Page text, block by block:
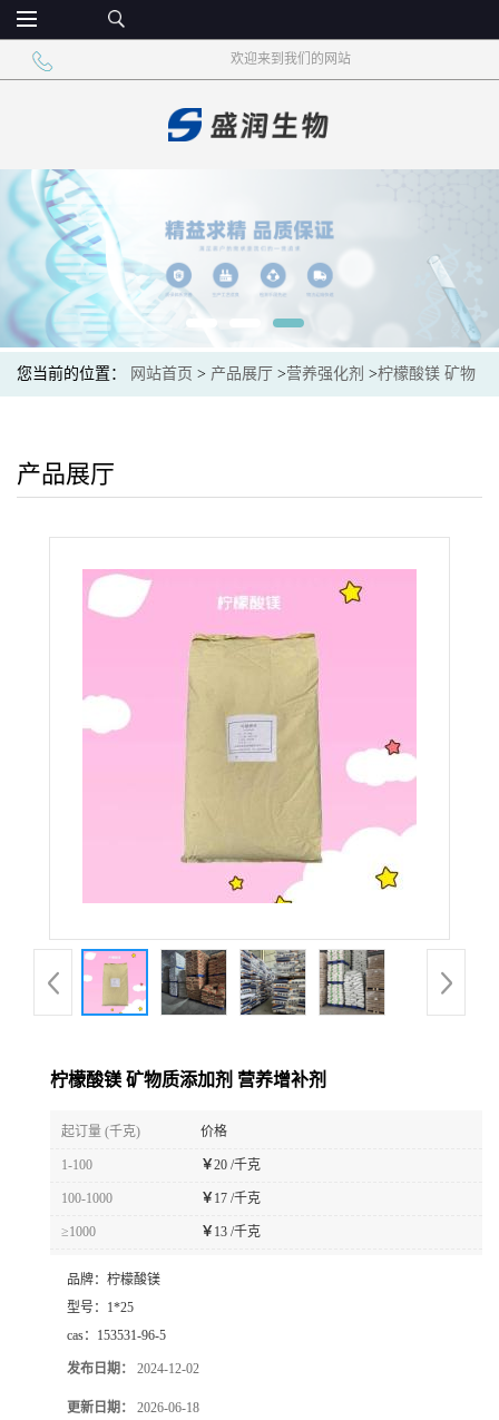
欢迎来到我们的网站
您当前的位置： 网站首页 > 产品展厅 >营养强化剂 >柠檬酸镁 矿物
产品展厅
柠檬酸镁 矿物质添加剂 营养增补剂
起订量 (千克) 价格
1-100 ￥20 /千克
100-1000 ￥ 17 /千克
≥1000 ￥ 13 /千克
品牌： 柠檬酸镁
型号： 1*25
cas： 153531-96-5
发布日期： 2024-12-02
更新日期： 2026-06-18